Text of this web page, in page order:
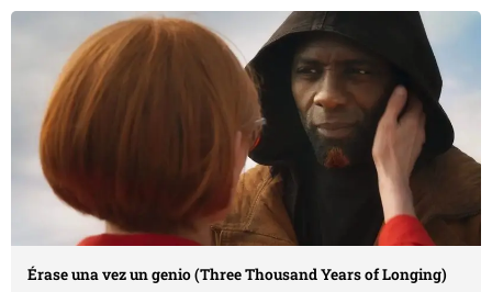
Érase una vez un genio (Three Thousand Years of Longing)